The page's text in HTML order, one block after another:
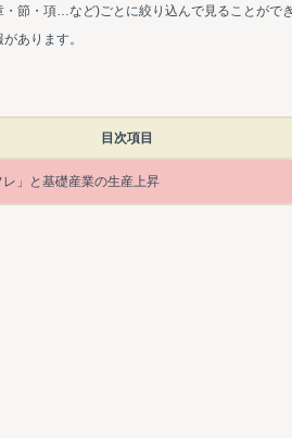
・節・項…など)ごとに絞り込んで見ることがで
あります。
目次項目
」と基礎産業の生産上昇